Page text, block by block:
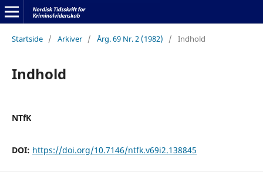
Startside / Arkiver / Årg. 69 Nr. 2 (1982) / Indhold
Indhold
NTfK
DOI: https://doi.org/10.7146/ntfk.v69i2.138845